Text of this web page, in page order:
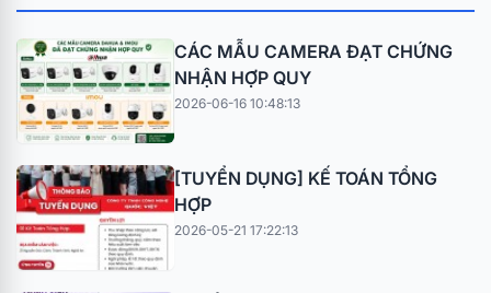
CÁC MẪU CAMERA ĐẠT CHỨNG
NHẬN HỢP QUY
2026-06-16 10:48:13
[TUYỂN DỤNG] KẾ TOÁN TỔNG
HỢP
2026-05-21 17:22:13